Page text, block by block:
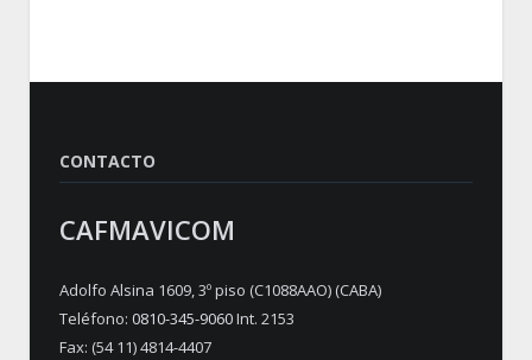
CONTACTO
CAFMAVICOM
Adolfo Alsina 1609, 3º piso (C1088AAO) (CABA)
Teléfono: 0810-345-9060Int. 2153
Fax: (54 11) 4814-4407